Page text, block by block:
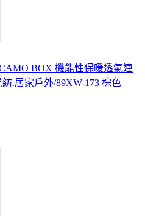
BOX 機能性保暖透氣連
.居家戶外/89XW-173 棕色